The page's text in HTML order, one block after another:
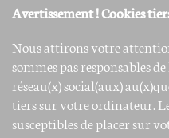
Avertissement ! Cookies
Nous attirons votre
sommes pas responsables
réseau(x) social(aux)
tiers sur votre ordinateur.
susceptibles de placer sur